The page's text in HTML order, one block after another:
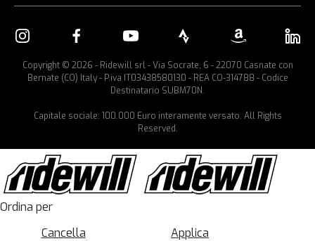
Copyright © 2026 - Ridewill srl - Via Socrate, 6 - 22070 Casnate con
Bernate (CO) Italy - P.iva IT03438580130 - REA CO-314788 - Codice
Destinatario SUBM70N.
Capitale sociale: 100.000 Euro interamente versato. All Rights
Reserved.
Ordina per
Cancella
Applica